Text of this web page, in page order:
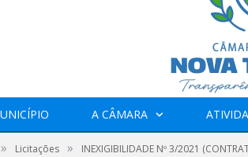
A CÂMARA
» Licitações » INEXIGIBILIDADE Nº 3/2021